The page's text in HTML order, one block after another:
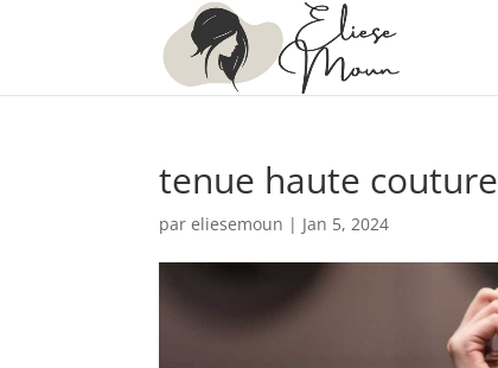
tenue haute couture
pareliesemoun | Jan 5, 2024